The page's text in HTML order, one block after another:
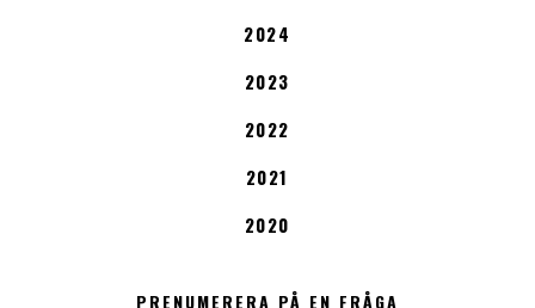
2024
2023
2022
2021
2020
PRENUMERERA PÅ EN FRÅGA